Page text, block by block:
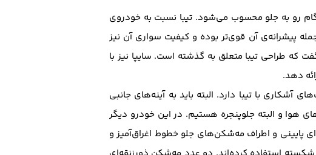
گام رو‌ به جلو محسوب می‌شود. تیبا نسبت به خودروی
پیشرانه‌ی آن قوی‌تر بوده و کیفیت سواری آن نیز
که طراحی تیبا متعلق به گذشته است. سایپا نیز با
دهد.
با تیبا دارد. البته باید به آینه‌های جانبی
هوا و البته جلو‌پنجره هستیم. در این خودرو دیگر
پایینی و اطراف مه‌شکن‌های جلو خطوط اغراق‌آمیز و